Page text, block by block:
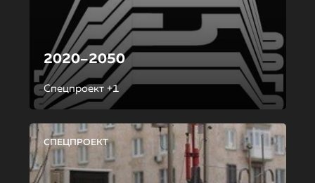
2020–2050
Спецпроект +1
СПЕЦПРОЕКТ